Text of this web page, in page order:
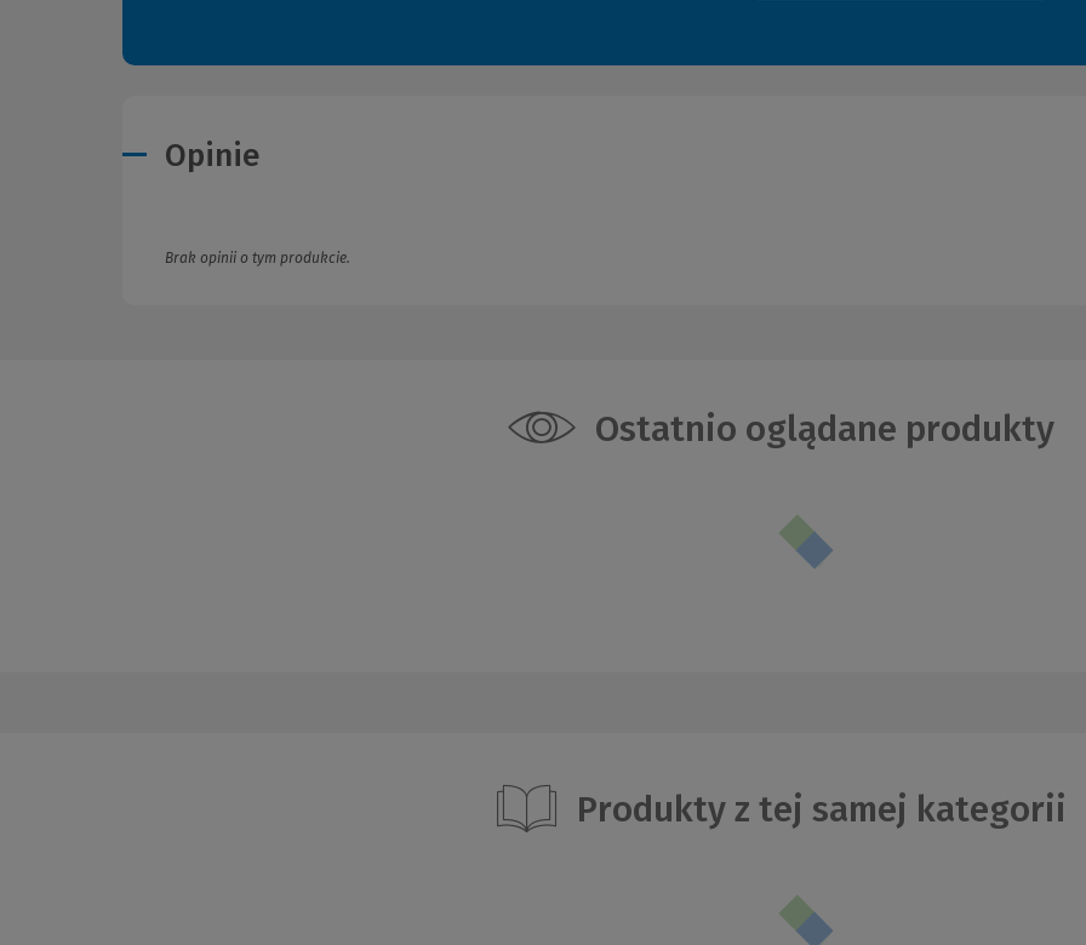
Opinie
Brak opinii o tym produkcie.
Ostatnio oglądane produkty
Produkty z tej samej kategorii